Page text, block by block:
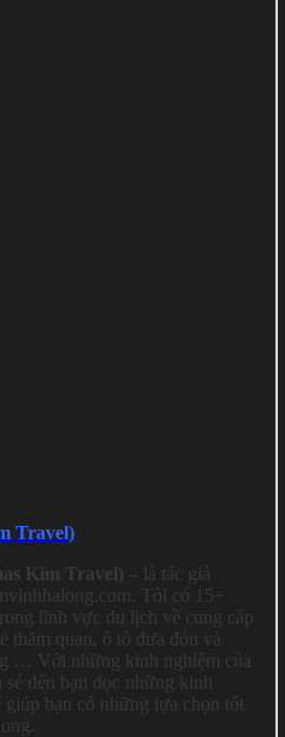
Travel)
Kim Travel) – là tác giả
Tôi có 15+
lĩnh vực du lịch về cung cấp
thăm quan, ô tô đưa đón và
… Với những kinh nghiệm của
đến bạn đọc những kinh
giúp bạn có những lựa chọn tốt